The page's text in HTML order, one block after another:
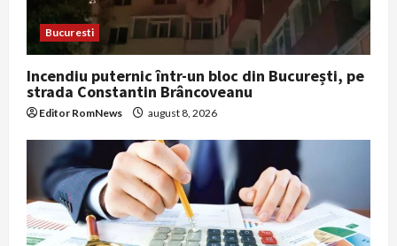
Bucuresti
Incendiu puternic într-un bloc din București, pe
strada Constantin Brâncoveanu
Editor RomNews august 8, 2026